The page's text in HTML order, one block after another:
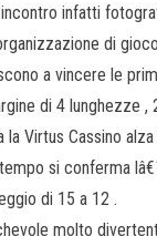
infatti
di
a vincere le
di 4 lunghezze ,
la Virtus Cassino
si conferma
di 15 a 12 .
molto